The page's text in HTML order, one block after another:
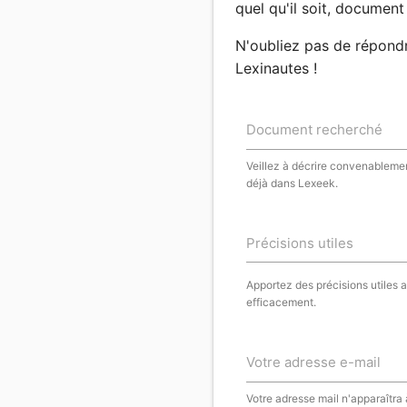
quel qu'il soit,
N'oubliez pas de
Lexinautes !
Document recherché
Veillez à décrire
déjà dans Lexeek.
Précisions utiles
Apportez des précisions utiles
efficacement.
Votre adresse e-mail
Votre adresse mail